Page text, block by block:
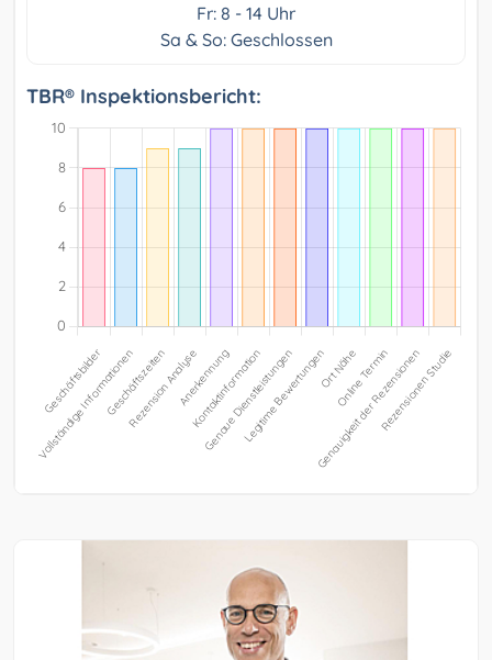
Fr: 8 - 14 Uhr
Sa & So: Geschlossen
TBR® Inspektionsbericht: